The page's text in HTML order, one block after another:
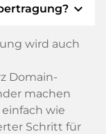
expand_more
wird auch
Domain-
machen
wie
Schritt für